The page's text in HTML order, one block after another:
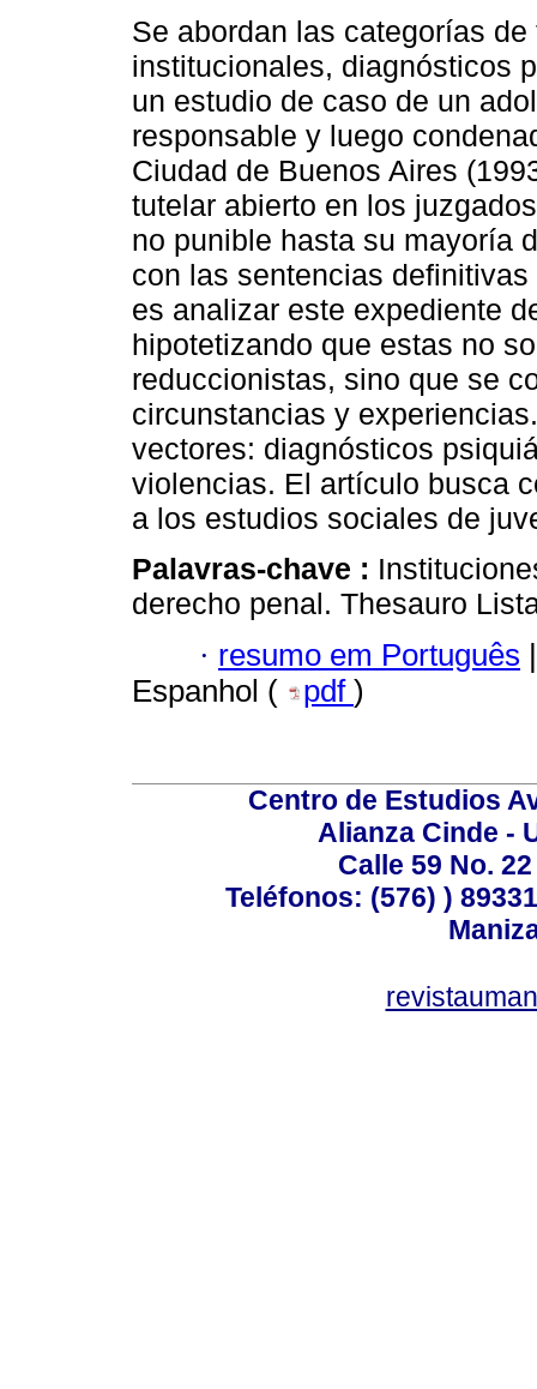
Se abordan las categorías
institucionales, diagnósticos
un estudio de caso de un
responsable y luego
Ciudad de Buenos Aires
tutelar abierto en los
no punible hasta su mayoría
con las sentencias
es analizar este expediente
hipotetizando que estas no
reduccionistas, sino que se
circunstancias y
vectores: diagnósticos
violencias. El artículo busca
a los estudios sociales de
Palavras-chave :
derecho penal. Thesauro
· resumo em Português |
Espanhol (
pdf )
Centro de Estudios
Alianza Cinde -
Calle 59 No.
Teléfonos: (576) )